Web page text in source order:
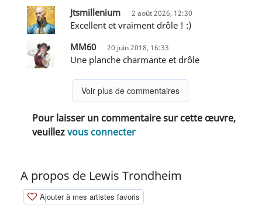
Jtsmillenium 2 août 2026, 12:30
Excellent et vraiment drôle ! :)
MM60
20 juin 2018, 16:33
Une planche charmante et drôle
Voir plus de commentaires
Pour laisser un commentaire sur cette œuvre,
veuillezvous connecter
A propos de Lewis Trondheim
Ajouter à mes artistes favoris